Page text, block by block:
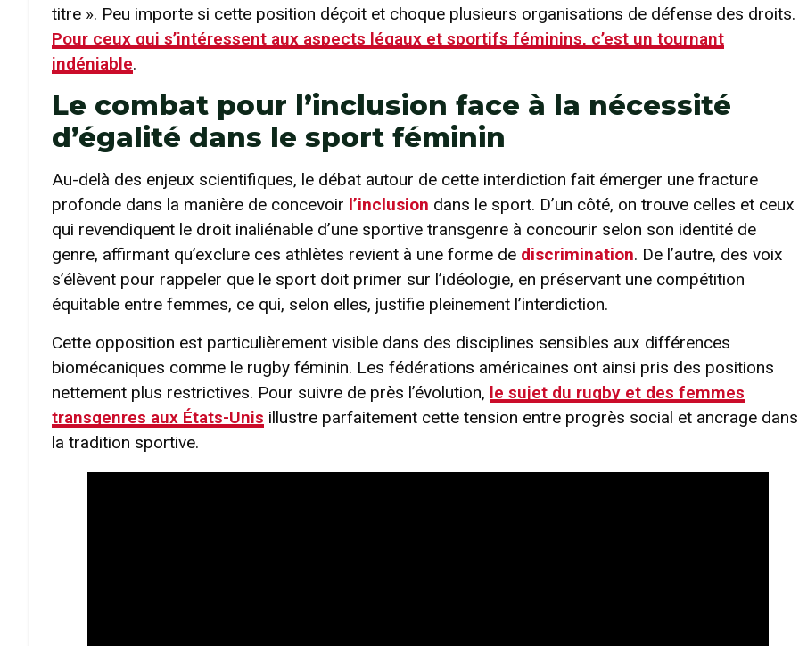
titre ». Peu importe si cette position déçoit et choque plusieurs organisations de défense des droits.
Pour ceux qui s’intéressent aux aspects légaux et sportifs féminins, c’est un tournant
indéniable.
Le combat pour l’inclusion face à la nécessité
d’égalité dans le sport féminin
Au-delà des enjeux scientifiques, le débat autour de cette interdiction fait émerger une fracture
profonde dans la manière de concevoir l’inclusion dans le sport. D’un côté, on trouve celles et ceux
qui revendiquent le droit inaliénable d’une sportive transgenre à concourir selon son identité de
genre, affirmant qu’exclure ces athlètes revient à une forme de discrimination. De l’autre, des voix
s’élèvent pour rappeler que le sport doit primer sur l’idéologie, en préservant une compétition
équitable entre femmes, ce qui, selon elles, justifie pleinement l’interdiction.
Cette opposition est particulièrement visible dans des disciplines sensibles aux différences
biomécaniques comme le rugby féminin. Les fédérations américaines ont ainsi pris des positions
nettement plus restrictives. Pour suivre de près l’évolution, le sujet du rugby et des femmes
transgenres aux États-Unis illustre parfaitement cette tension entre progrès social et ancrage dans
la tradition sportive.